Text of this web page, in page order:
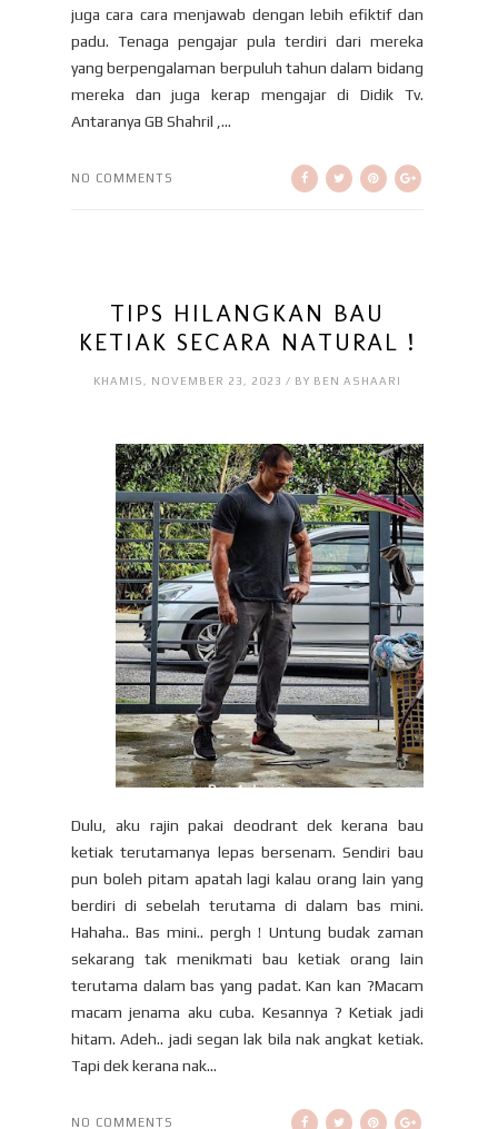
juga cara cara menjawab dengan lebih efiktif dan
padu. Tenaga pengajar pula terdiri dari mereka
yang berpengalaman berpuluh tahun dalam bidang
mereka dan juga kerap mengajar di Didik Tv.
Antaranya GB Shahril ,...
NO COMMENTS
TIPS HILANGKAN BAU
KETIAK SECARA NATURAL !
KHAMIS, NOVEMBER 23, 2023 / BY BEN ASHAARI
Dulu, aku rajin pakai deodrant dek kerana bau
ketiak terutamanya lepas bersenam. Sendiri bau
pun boleh pitam apatah lagi kalau orang lain yang
berdiri di sebelah terutama di dalam bas mini.
Hahaha.. Bas mini.. pergh ! Untung budak zaman
sekarang tak menikmati bau ketiak orang lain
terutama dalam bas yang padat. Kan kan ?Macam
macam jenama aku cuba. Kesannya ? Ketiak jadi
hitam. Adeh.. jadi segan lak bila nak angkat ketiak.
Tapi dek kerana nak...
NO COMMENTS